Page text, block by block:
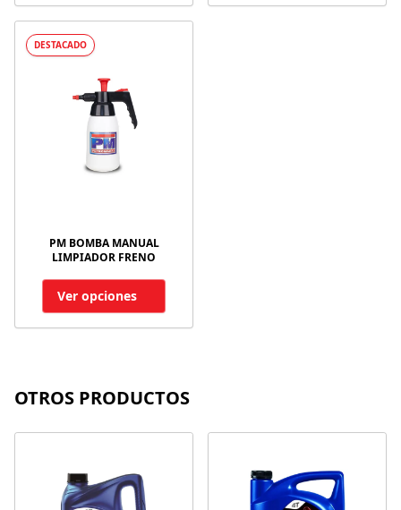
DESTACADO
PM BOMBA MANUAL
LIMPIADOR FRENO
Ver opciones
OTROS PRODUCTOS